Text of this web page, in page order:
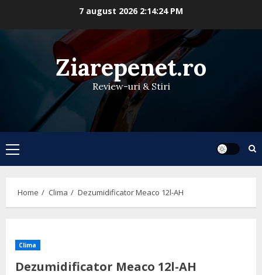
7 august 2026 2:14:25 PM
Ziarepenet.ro
Review-uri & Stiri
Primary
Menu
Home Clima Dezumidificator Meaco 12l-AH
Clima
Dezumidificator Meaco 12l-AH